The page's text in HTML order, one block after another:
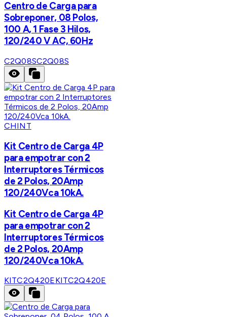
Centro de Carga para
Sobreponer, 08 Polos,
100 A, 1 Fase 3 Hilos,
120/240 V AC, 60Hz
C2Q08SC2Q08S
CHINT
Kit Centro de Carga 4P
para empotrar con 2
Interruptores Térmicos
de 2 Polos, 20Amp
120/240Vca 10kA.
Kit Centro de Carga 4P
para empotrar con 2
Interruptores Térmicos
de 2 Polos, 20Amp
120/240Vca 10kA.
KITC2Q420EKITC2Q420E